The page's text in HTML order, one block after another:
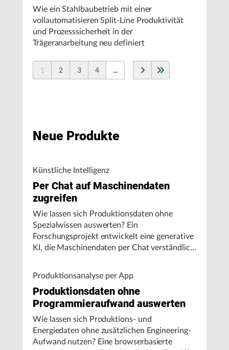
Wie ein Stahlbaubetrieb mit einer
vollautomatisieren Split-Line Produktivität
und Prozesssicherheit in der
Trägeranarbeitung neu definiert
1 2 3 4 ...
Neue Produkte
Künstliche Intelligenz
Per Chat auf Maschinendaten
zugreifen
Wie lassen sich Produktionsdaten ohne
Spezialwissen auswerten? Ein
Forschungsprojekt entwickelt eine generative
KI, die Maschinendaten per Chat verständlich
Produktionsanalyse per App
Produktionsdaten ohne
Programmieraufwand auswerten
Wie lassen sich Produktions- und
Energiedaten ohne zusätzlichen Engineering-
Aufwand nutzen? Eine browserbasierte